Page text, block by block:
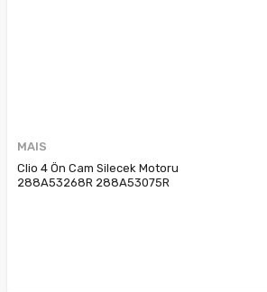
MAIS
Clio 4 Ön Cam Silecek Motoru
288A53268R 288A53075R